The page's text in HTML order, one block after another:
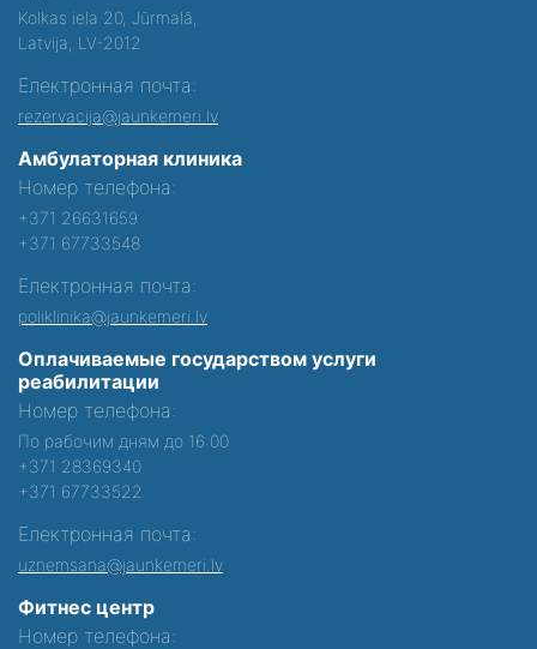
Kolkas iela 20, Jūrmalā,
Latvija, LV-2012
Електронная почта:
rezervacija@jaunkemeri.lv
Амбулаторная клиника
Номер телефона:
+371 26631659
+371 67733548
Електронная почта:
poliklinika@jaunkemeri.lv
Оплачиваемые государством услуги
реабилитации
Номер телефона:
По рабочим дням до 16:00
+371 28369340
+371 67733522
Електронная почта:
uznemsana@jaunkemeri.lv
Фитнес центр
Номер телефона: